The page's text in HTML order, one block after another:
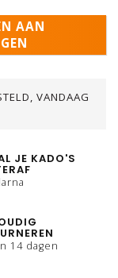
AAN
VANDAAG
JE KADO'S
14 dagen